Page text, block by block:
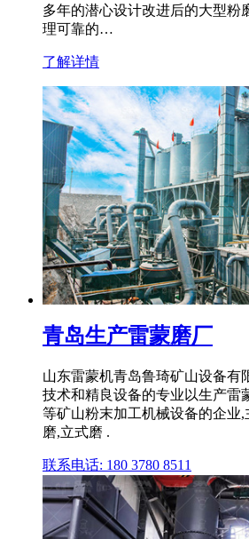
多年的潜心设计改进后的大型粉
理可靠的…
了解详情
青岛生产雷蒙磨厂
山东雷蒙机青岛鲁琦矿山设备有
技术和精良设备的专业以生产雷
等矿山粉末加工机械设备的企业
磨,立式磨 .
联系电话: 180 3780 8511